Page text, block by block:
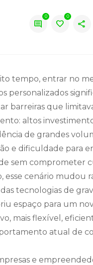
comment
0
favorite
0
share
tempo, entrar no
personalizados
barreiras que
altos
de grandes
e dificuldade para
sem comprometer
esse cenário mudou
tecnologias de
espaço para um
mais flexível,
atual de
e